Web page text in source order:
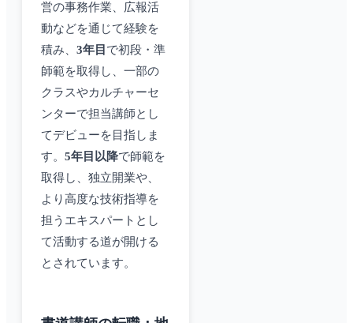
営の事務作業、広報活
動などを通じて経験を
積み、 3年目 で初段・準
師範を取得し、一部の
クラスやカルチャーセ
ンターで担当講師とし
てデビューを目指しま
す。 5年目以降で師範を
取得し、独立開業や、
より高度な技術指導を
担うエキスパートとし
て活動する道が開ける
とされています。